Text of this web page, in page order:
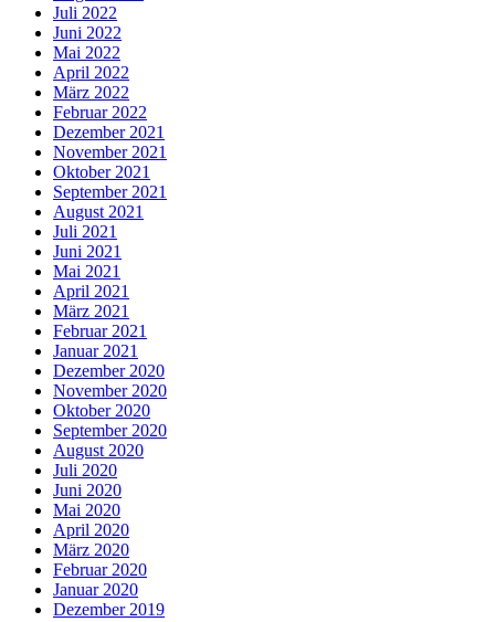
Juli 2022
Juni 2022
Mai 2022
April 2022
März 2022
Februar 2022
Dezember 2021
November 2021
Oktober 2021
September 2021
August 2021
Juli 2021
Juni 2021
Mai 2021
April 2021
März 2021
Februar 2021
Januar 2021
Dezember 2020
November 2020
Oktober 2020
September 2020
August 2020
Juli 2020
Juni 2020
Mai 2020
April 2020
März 2020
Februar 2020
Januar 2020
Dezember 2019